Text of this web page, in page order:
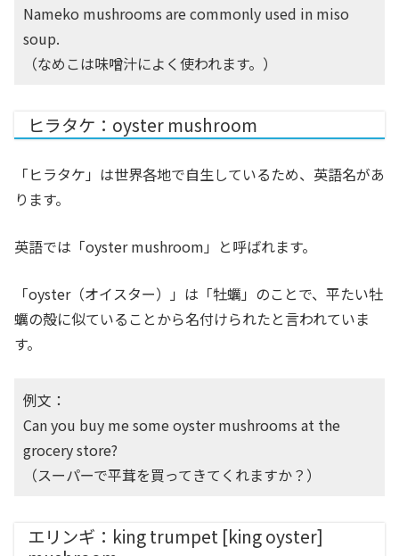
Nameko mushrooms are commonly used in miso
soup.
（なめこは味噌汁によく使われます。）
ヒラタケ：oyster mushroom
「ヒラタケ」は世界各地で自生しているため、英語名があ
ります。
英語では「oyster mushroom」と呼ばれます。
「oyster（オイスター）」は「牡蠣」のことで、平たい牡
蠣の殻に似ていることから名付けられたと言われていま
す。
例文：
Can you buy me some oyster mushrooms at the
grocery store?
（スーパーで平茸を買ってきてくれますか？）
エリンギ：king trumpet [king oyster]